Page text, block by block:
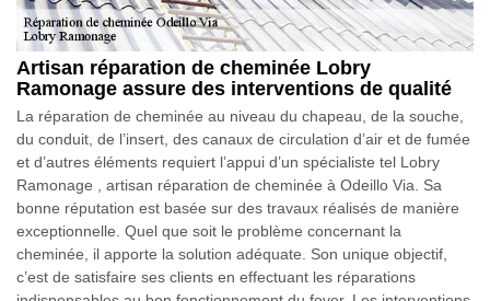
Artisan réparation de cheminée Lobry
Ramonage assure des interventions de qualité
La réparation de cheminée au niveau du chapeau, de la souche,
du conduit, de l’insert, des canaux de circulation d’air et de fumée
et d’autres éléments requiert l’appui d’un spécialiste tel Lobry
Ramonage , artisan réparation de cheminée à Odeillo Via. Sa
bonne réputation est basée sur des travaux réalisés de manière
exceptionnelle. Quel que soit le problème concernant la
cheminée, il apporte la solution adéquate. Son unique objectif,
c’est de satisfaire ses clients en effectuant les réparations